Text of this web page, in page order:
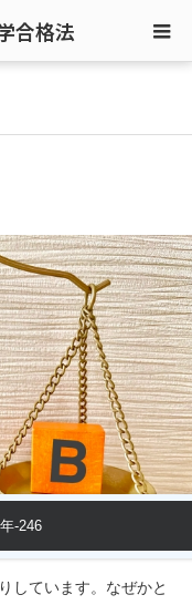
合格法
-246
しています。なぜかと